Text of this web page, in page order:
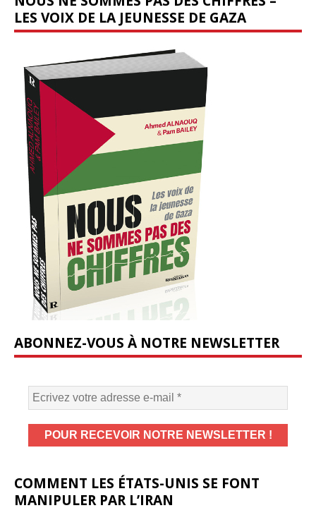
LES VOIX DE LA JEUNESSE DE GAZA
ABONNEZ-VOUS À NOTRE NEWSLETTER
COMMENT LES ÉTATS-UNIS SE FONT
MANIPULER PAR L’IRAN